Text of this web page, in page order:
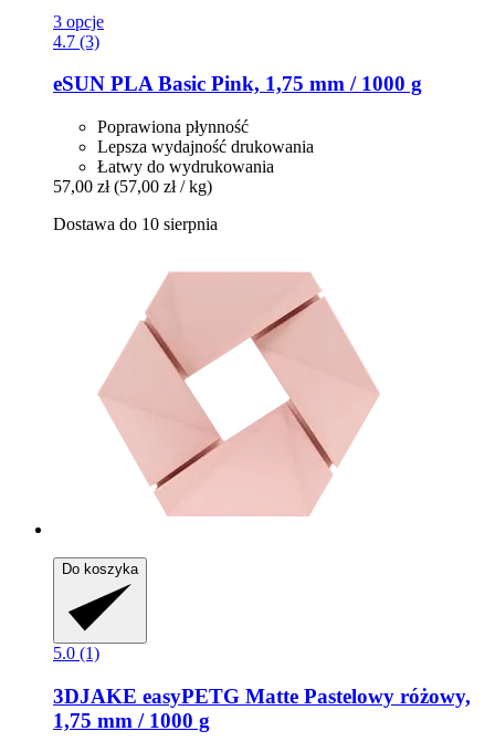
3 opcje
4.7 (3)
eSUN PLA Basic Pink, 1,75 mm / 1000 g
Poprawiona płynność
Lepsza wydajność drukowania
Łatwy do wydrukowania
57,00 zł (57,00 zł / kg)
Dostawa do 10 sierpnia
Do koszyka
5.0 (1)
3DJAKE easyPETG Matte Pastelowy różowy,
1,75 mm / 1000 g